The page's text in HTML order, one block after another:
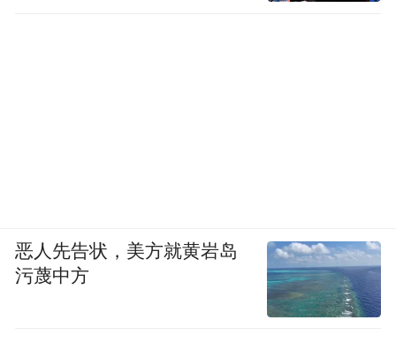
恶人先告状，美方就黄岩岛
污蔑中方